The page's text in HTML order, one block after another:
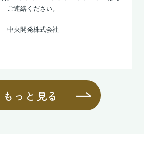
ご連絡ください。
中央開発株式会社
もっと見る